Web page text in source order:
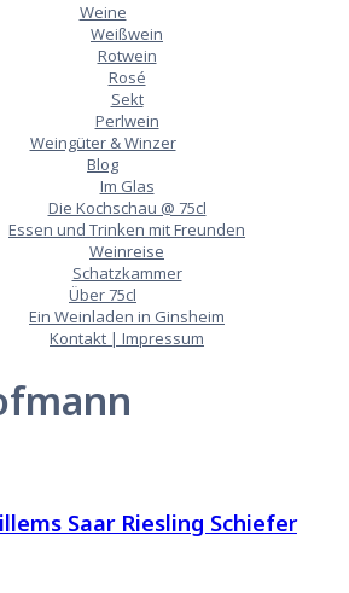
Weine
Weißwein
Rotwein
Rosé
Sekt
Perlwein
Weingüter & Winzer
Blog
Im Glas
Die Kochschau @ 75cl
Essen und Trinken mit Freunden
Weinreise
Schatzkammer
Über 75cl
Ein Weinladen in Ginsheim
Kontakt | Impressum
Saar Riesling Schiefer